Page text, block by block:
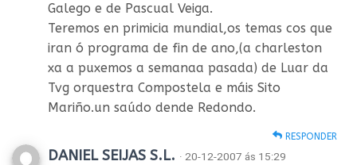
Galego e de Pascual Veiga.
Teremos en primicia mundial,os temas cos que
iran ó programa de fin de ano,(a charleston
xa a puxemos a semanaa pasada) de Luar da
Tvg orquestra Compostela e máis Sito
Mariño.un saúdo dende Redondo.
RESPONDER
DANIEL SEIJAS S.L. · 20-12-2007 ás 15:29